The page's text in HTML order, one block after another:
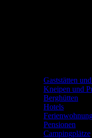
Gaststätten
Kneipen und
Berghütten
Hotels
Pensionen
Campingplätze